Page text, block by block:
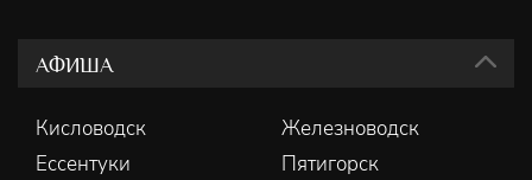
АФИША
Кисловодск
Железноводск
Ессентуки
Пятигорск